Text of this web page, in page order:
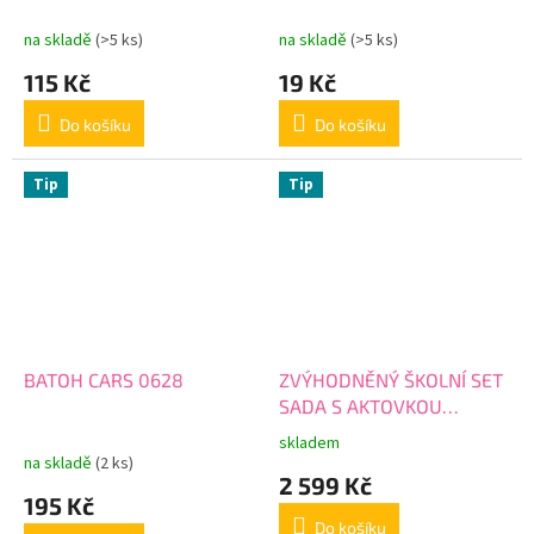
na skladě (>5 ks)
115 Kč
Do košíku
na skladě (>5 ks)
19 Kč
Do košíku
Tip
BATOH CARS 0628
na skladě (2 ks)
195 Kč
Tip
ZVÝHODNĚNÝ ŠKOLNÍ SET
SADA S AKTOVKOU
aktovka HOT WHEELS 10ks
Průměrné
produktu
skladem
2 599 Kč
Do košíku